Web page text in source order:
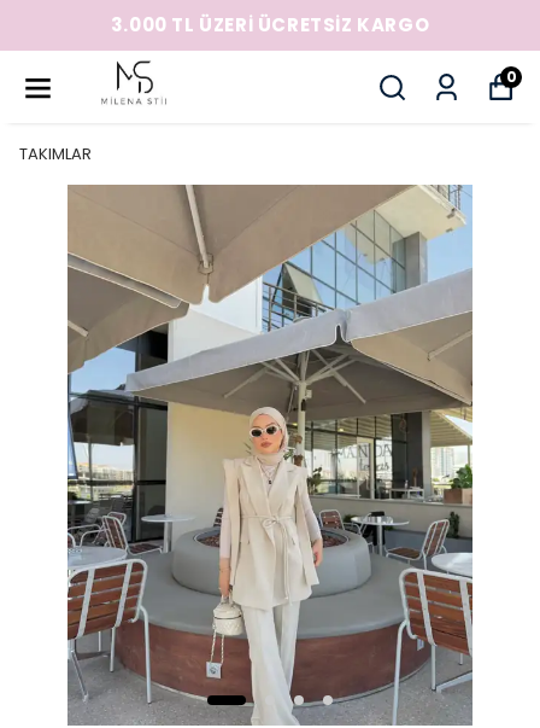
3.000 TL ÜZERİ ÜCRETSİZ KARGO
0
TAKIMLAR